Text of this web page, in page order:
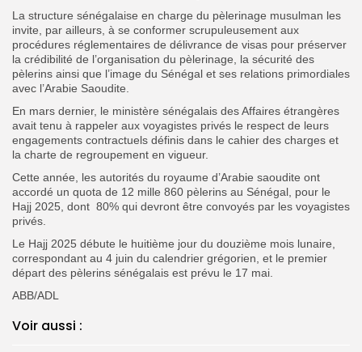
La structure sénégalaise en charge du pèlerinage musulman les
invite, par ailleurs, à se conformer scrupuleusement aux
procédures réglementaires de délivrance de visas pour préserver
la crédibilité de l’organisation du pèlerinage, la sécurité des
pèlerins ainsi que l’image du Sénégal et ses relations primordiales
avec l’Arabie Saoudite.
En mars dernier, le ministère sénégalais des Affaires étrangères
avait tenu à rappeler aux voyagistes privés le respect de leurs
engagements contractuels définis dans le cahier des charges et
la charte de regroupement en vigueur.
Cette année, les autorités du royaume d’Arabie saoudite ont
accordé un quota de 12 mille 860 pèlerins au Sénégal, pour le
Hajj 2025, dont 80% qui devront être convoyés par les voyagistes
privés.
Le Hajj 2025 débute le huitième jour du douzième mois lunaire,
correspondant au 4 juin du calendrier grégorien, et le premier
départ des pèlerins sénégalais est prévu le 17 mai.
ABB/ADL
Voir aussi :